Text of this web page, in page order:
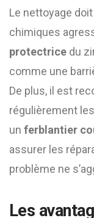
Le nettoyage
chimiques
protectrice du
comme une
De plus, il est
régulièrement
un ferblantier
assurer les
problème ne
Les